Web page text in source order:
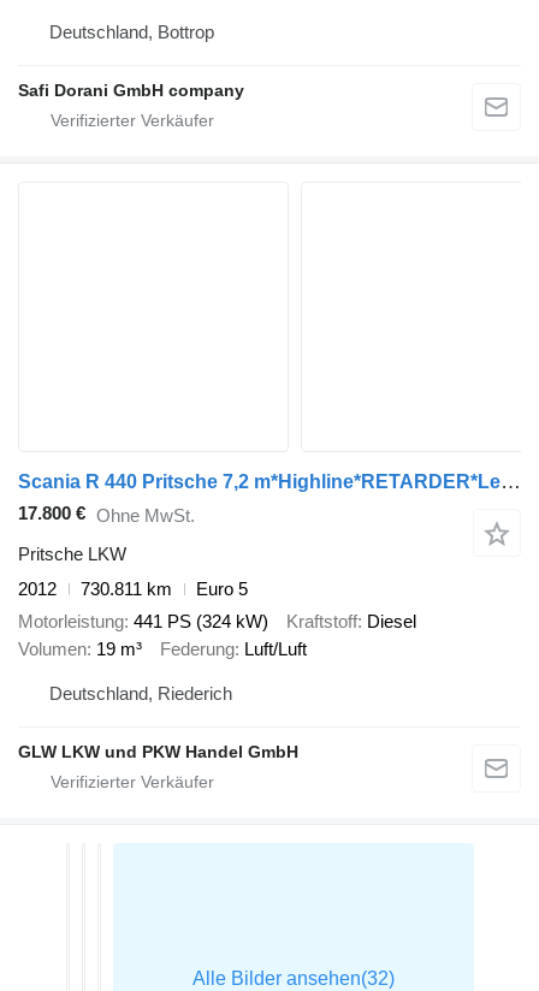
Deutschland, Bottrop
Safi Dorani GmbH company
Scania R 440 Pritsche 7,2 m*Highline*RETARDER*Lenkachse
17.800 € Ohne MwSt.
Pritsche LKW
2012
730.811 km
Euro 5
Motorleistung 441 PS (324 kW) Kraftstoff Diesel
Volumen 19 m³ Federung Luft/Luft
Deutschland, Riederich
GLW LKW und PKW Handel GmbH